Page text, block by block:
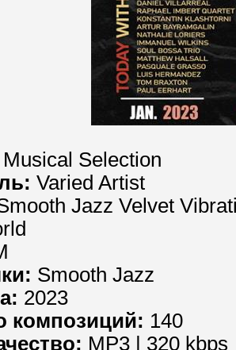
Musical Selection
Varied Artist
Jazz Velvet
Smooth Jazz
2023
композиций: 140
MP3 | 320 kbps